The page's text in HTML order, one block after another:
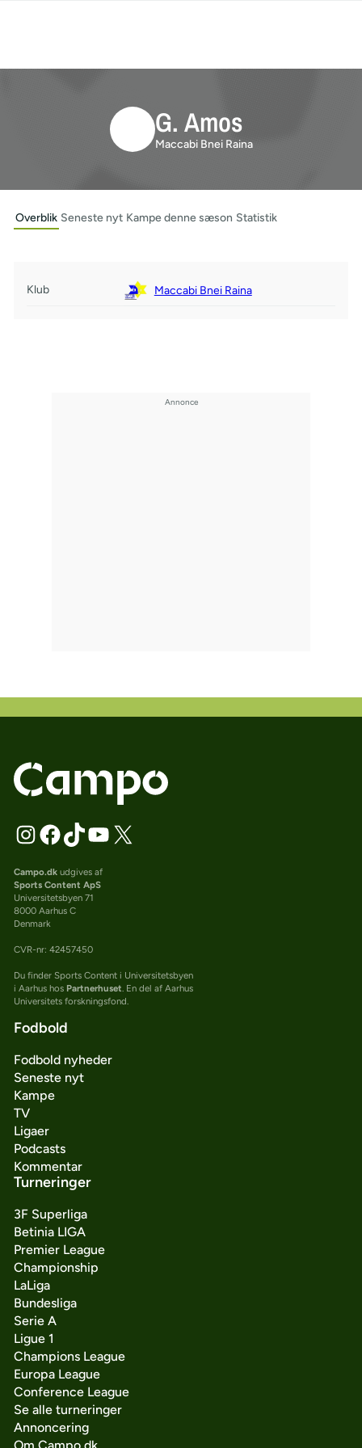
G. Amos
Maccabi Bnei Raina
Overblik Seneste nyt Kampe denne sæson Statistik
Klub Maccabi Bnei Raina
Campo.dkudgives af
Sports Content ApS
Universitetsbyen 71
8000 Aarhus C
Denmark
CVR-nr: 42457450
Du finder Sports Content i Universitetsbyen
i Aarhus hos Partnerhuset. En del af Aarhus
Universitets forskningsfond.
Fodbold
Fodbold nyheder
Seneste nyt
Kampe
TV
Ligaer
Podcasts
Kommentar
Turneringer
3F Superliga
Betinia LIGA
Premier League
Championship
LaLiga
Bundesliga
Serie A
Ligue 1
Champions League
Europa League
Conference League
Se alle turneringer
Annoncering